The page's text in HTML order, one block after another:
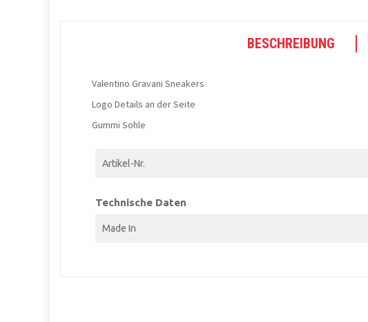
BESCHREIBUNG
Valentino Gravani Sneakers
Logo Details an der Seite
Gummi Sohle
Artikel-Nr.
Technische Daten
Made In